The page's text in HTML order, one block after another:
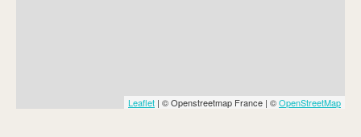
Leaflet | © Openstreetmap France | ©OpenStreetMap